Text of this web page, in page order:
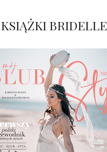
KSIĄŻKI BRIDELLE